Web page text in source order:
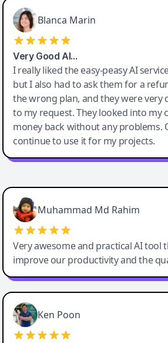
Blanca Marin
Very Good AI…
I really liked the easy-peasy AI
but I also had to ask them for a
the wrong plan, and they were very
to my request. They looked into my
money back without any problems.
continue to use it for my projects.
Easy-Peasy AI
Muhammad Md Rahim
Very awesome and practical AI tool
improve our productivity and the
Ken Poon